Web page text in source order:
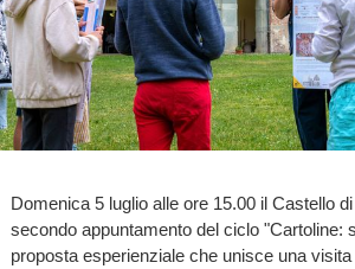
Domenica 5 luglio alle ore 15.00 il Castello
secondo appuntamento del ciclo "Cartoline:
proposta esperienziale che unisce una